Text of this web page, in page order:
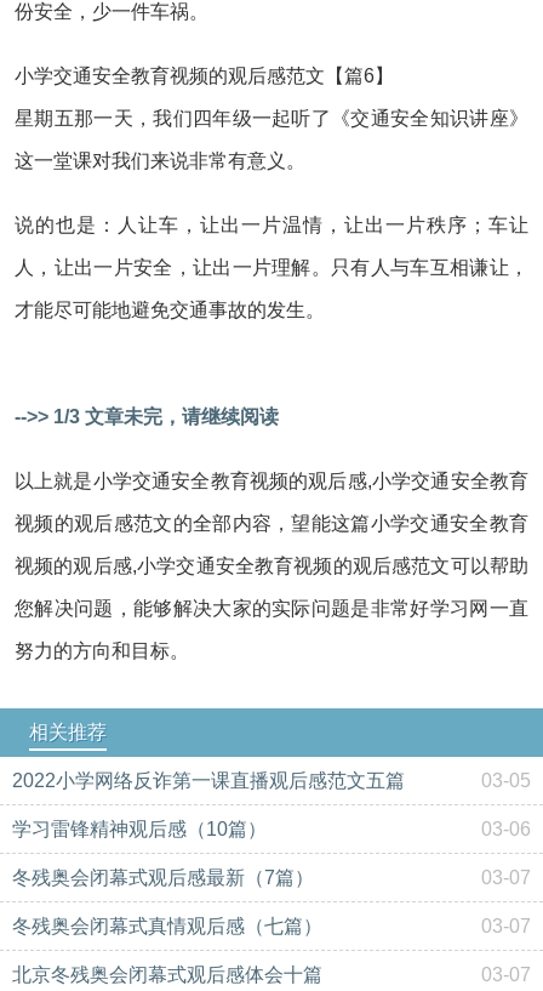
份安全，少一件车祸。
小学交通安全教育视频的观后感范文【篇6】
星期五那一天，我们四年级一起听了《交通安全知识讲座》
这一堂课对我们来说非常有意义。
说的也是：人让车，让出一片温情，让出一片秩序；车让
人，让出一片安全，让出一片理解。只有人与车互相谦让，
才能尽可能地避免交通事故的发生。
-->> 1/3 文章未完，请继续阅读
以上就是小学交通安全教育视频的观后感,小学交通安全教育
视频的观后感范文的全部内容，望能这篇小学交通安全教育
视频的观后感,小学交通安全教育视频的观后感范文可以帮助
您解决问题，能够解决大家的实际问题是非常好学习网一直
努力的方向和目标。
相关推荐
2022小学网络反诈第一课直播观后感范文五篇 03-05
学习雷锋精神观后感（10篇） 03-06
冬残奥会闭幕式观后感最新（7篇） 03-07
冬残奥会闭幕式真情观后感（七篇） 03-07
北京冬残奥会闭幕式观后感体会十篇 03-07